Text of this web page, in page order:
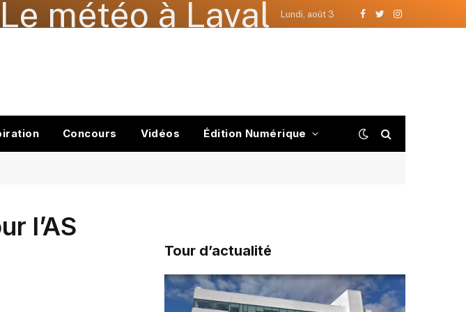
Le météo à Laval Lundi, août 3
Facebook
TwitterInstagram
Concours Vidéos Édition Numérique
l’AS
Tour d’actualité